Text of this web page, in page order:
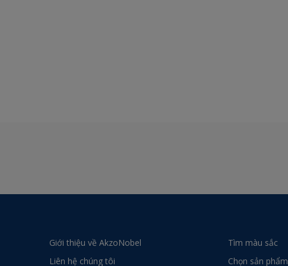
Giới thiệu về AkzoNobel
Liên hệ chúng tôi
Tìm màu sắc
Chọn sản phẩm